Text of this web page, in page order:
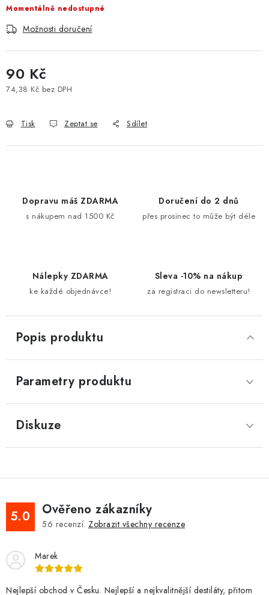
Momentálně nedostupné
Možnosti doručení
90 Kč
74,38 Kč bez DPH
Tisk Zeptat se Sdílet
Dopravu máš ZDARMA
s nákupem nad 1500 Kč
Doručení do 2 dnů
přes prosinec to může být déle
Nálepky ZDARMA
ke každé objednávce!
Sleva -10% na nákup
za registraci do newsletteru!
Popis produktu
Parametry produktu
Diskuze
5.0 Ověřeno zákazníky
56 recenzí. Zobrazit všechny recenze
Marek
Nejlepší obchod v Česku. Nejlepší a nejkvalitnější destiláty, přitom